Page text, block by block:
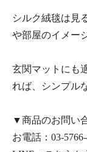
シルク絨毯は見
や部屋のイメー
玄関マットにも
れば、シンプル
▼商品のお問い
お電話： 03-